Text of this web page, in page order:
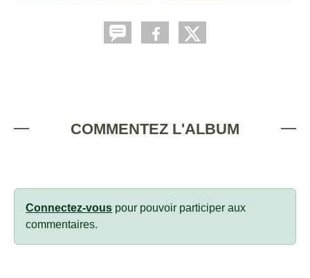
COMMENTEZ L'ALBUM
Connectez-vous pour pouvoir participer aux
commentaires.